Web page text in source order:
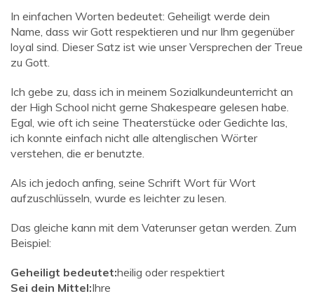
In einfachen Worten bedeutet: Geheiligt werde dein
Name, dass wir Gott respektieren und nur Ihm gegenüber
loyal sind. Dieser Satz ist wie unser Versprechen der Treue
zu Gott.
Ich gebe zu, dass ich in meinem Sozialkundeunterricht an
der High School nicht gerne Shakespeare gelesen habe.
Egal, wie oft ich seine Theaterstücke oder Gedichte las,
ich konnte einfach nicht alle altenglischen Wörter
verstehen, die er benutzte.
Als ich jedoch anfing, seine Schrift Wort für Wort
aufzuschlüsseln, wurde es leichter zu lesen.
Das gleiche kann mit dem Vaterunser getan werden. Zum
Beispiel:
Geheiligt bedeutet:heilig oder respektiert
Sei dein Mittel:Ihre